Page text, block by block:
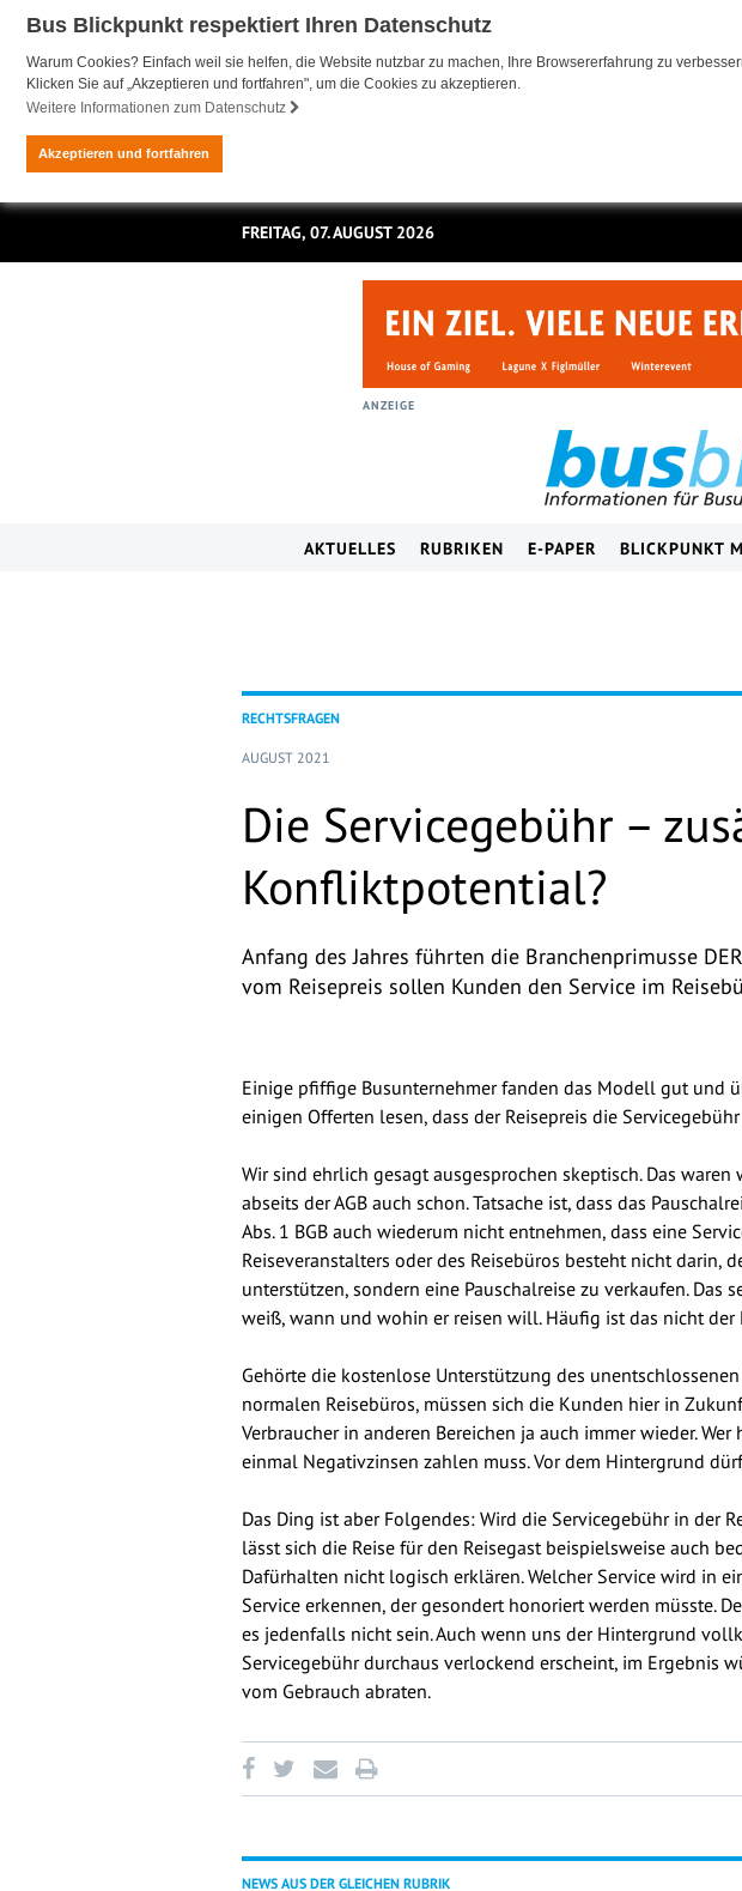
Bus Blickpunkt respektiert Ihren Datenschutz
Warum Cookies? Einfach weil sie helfen, die Website nutzbar zu machen, Ihre Browsererfahrung zu
Klicken Sie auf „Akzeptieren und fortfahren", um die Cookies zu akzeptieren.
Weitere Informationen zum Datenschutz
Akzeptieren und fortfahren
FREITAG, 07. AUGUST 2026
ANZEIGE
AKTUELLES RUBRIKEN E-PAPER BLICKPUNKT
RECHTSFRAGEN
AUGUST 2021
Die Servicegebühr –
Konfliktpotential?
Anfang des Jahres führten die Branchenprimusse
vom Reisepreis sollen Kunden den Service im
Einige pfiffige Busunternehmer fanden das Modell gut und
einigen Offerten lesen, dass der Reisepreis die
Wir sind ehrlich gesagt ausgesprochen skeptisch. Das
abseits der AGB auch schon. Tatsache ist, dass das
Abs. 1 BGB auch wiederum nicht entnehmen, dass eine
Reiseveranstalters oder des Reisebüros besteht nicht
unterstützen, sondern eine Pauschalreise zu verkaufen. Das
weiß, wann und wohin er reisen will. Häufig ist das nicht der
Gehörte die kostenlose Unterstützung des
normalen Reisebüros, müssen sich die Kunden hier in
Verbraucher in anderen Bereichen ja auch immer wieder.
einmal Negativzinsen zahlen muss. Vor dem Hintergrund
Das Ding ist aber Folgendes: Wird die Servicegebühr in
lässt sich die Reise für den Reisegast beispielsweise auch
Dafürhalten nicht logisch erklären. Welcher Service wird in
Service erkennen, der gesondert honoriert werden müsste.
es jedenfalls nicht sein. Auch wenn uns der Hintergrund
Servicegebühr durchaus verlockend erscheint, im Ergebnis
vom Gebrauch abraten.
NEWS AUS DER GLEICHEN RUBRIK